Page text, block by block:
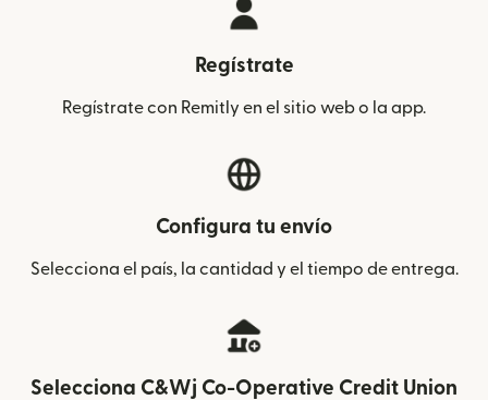
Regístrate
Regístrate con Remitly en el sitio web o la app.
Configura tu envío
Selecciona el país, la cantidad y el tiempo de entrega.
Selecciona C&Wj Co-Operative Credit Union